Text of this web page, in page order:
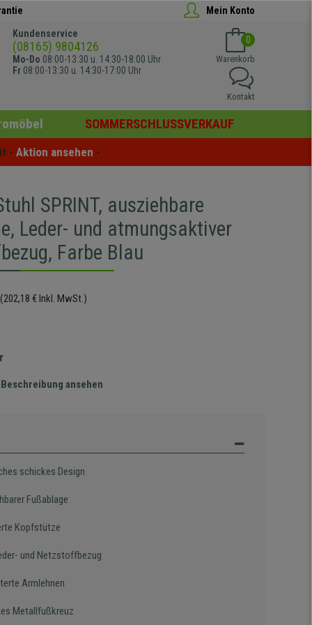
Mein Konto
Kundenservice
(08165) 9804126
Mo-Do 08:00-13:30 u. 14:30-18:00 Uhr
Fr 08:00-13:30 u. 14:30-17:00 Uhr
0
Warenkorb
Kontakt
SOMMERSCHLUSSVERKAUF
- Aktion ansehen -
SPRINT, ausziehbare
Leder- und atmungsaktiver
Farbe Blau
(202,18 € Inkl. MwSt.)
ansehen
schickes Design
Fußablage
Kopfstütze
und Netzstoffbezug
Armlehnen
Metallfußkreuz